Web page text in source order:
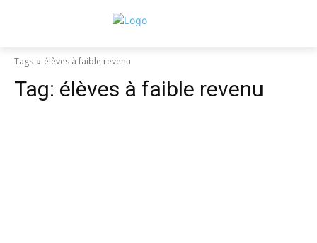
Tags élèves à faible revenu
Tag: élèves à faible revenu